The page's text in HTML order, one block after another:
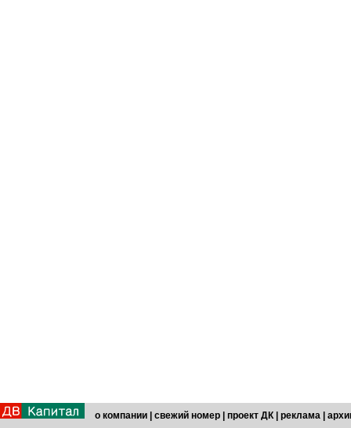
о компании свежий номер проект ДК реклама